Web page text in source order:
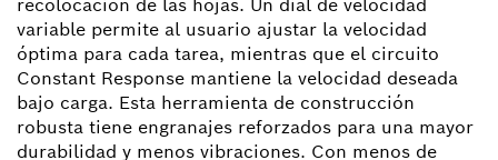
variable permite al usuario ajustar la velocidad
óptima para cada tarea, mientras que el circuito
Constant Response mantiene la velocidad deseada
bajo carga. Esta herramienta de construcción
robusta tiene engranajes reforzados para una mayor
durabilidad y menos vibraciones. Con menos de